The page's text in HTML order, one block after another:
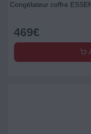
Congélateur coffre
469€